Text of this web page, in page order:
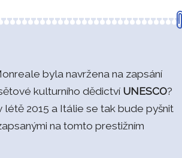
byla navržena na zapsání
kulturního dědictví UNESCO?
létě 2015 a Itálie se tak bude pyšnit
na tomto prestižním